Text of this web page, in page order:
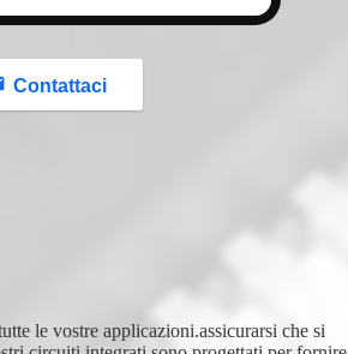
Contattaci
le vostre applicazioni.assicurarsi che si